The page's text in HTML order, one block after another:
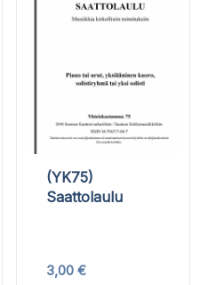
(YK75)
Saattolaulu
3,00€